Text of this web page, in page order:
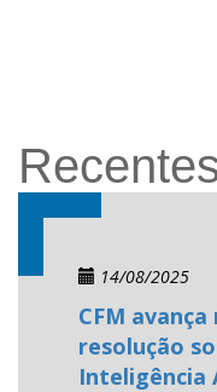
14/08/2025
CFM
resolução
Inteligência